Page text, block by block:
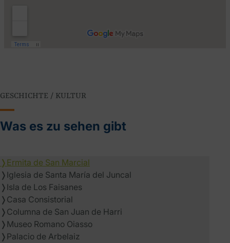
GESCHICHTE / KULTUR
Was es zu sehen gibt
❭ Ermita de San Marcial
❭ Iglesia de Santa María del Juncal
❭ Isla de Los Faisanes
❭ Casa Consistorial
❭ Columna de San Juan de Harri
❭ Museo Romano Oiasso
❭ Palacio de Arbelaiz